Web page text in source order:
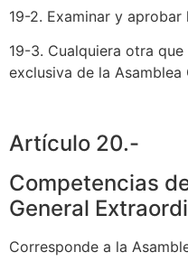
19-2. Examinar y aprobar
19-3. Cualquiera otra
exclusiva de la Asamblea
Artículo 20.-
Competencias
General
Corresponde a la